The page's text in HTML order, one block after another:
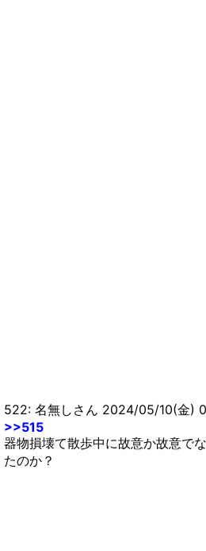
522: 名無しさん 2024/05/10(金)
>>515
器物損壊て散歩中に故意か故意で
たのか？